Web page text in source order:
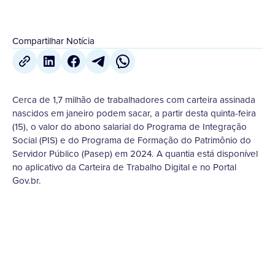
Compartilhar Notícia
Cerca de 1,7 milhão de trabalhadores com carteira assinada
nascidos em janeiro podem sacar, a partir desta quinta-feira
(15), o valor do abono salarial do Programa de Integração
Social (PIS) e do Programa de Formação do Patrimônio do
Servidor Público (Pasep) em 2024. A quantia está disponível
no aplicativo da Carteira de Trabalho Digital e no Portal
Gov.br.